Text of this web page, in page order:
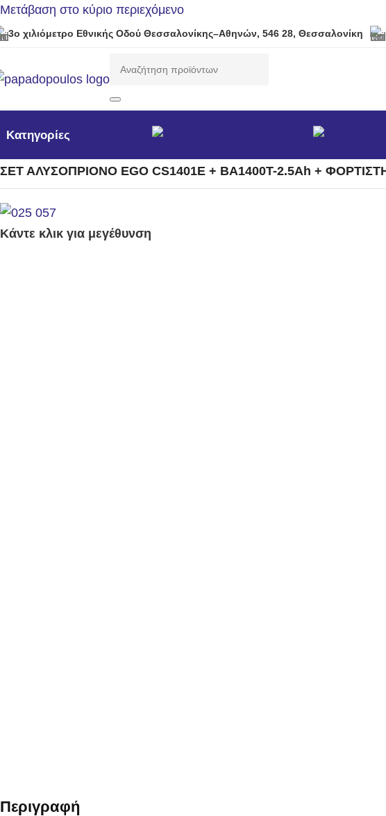
Μετάβαση στο κύριο περιεχόμενο
3ο χιλιόμετρο Εθνικής Οδού Θεσσαλονίκης–Αθηνών, 546 28, Θεσσαλονίκη
Κατηγορίες
ΣΕΤ ΑΛΥΣΟΠΡΙΟΝΟ EGO CS1401E + BA1400T-2.5Ah +
Κάντε κλικ για μεγέθυνση
Περιγραφή